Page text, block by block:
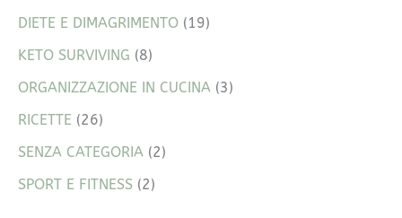
DIETE E DIMAGRIMENTO (19)
KETO SURVIVING (8)
ORGANIZZAZIONE IN CUCINA (3)
RICETTE (26)
SENZA CATEGORIA (2)
SPORT E FITNESS (2)